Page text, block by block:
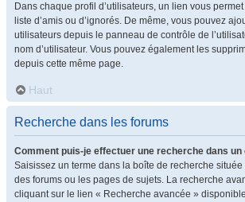
Dans chaque profil d’utilisateurs, un lien vous
liste d’amis ou d’ignorés. De même, vous pouvez
utilisateurs depuis le panneau de contrôle de
nom d’utilisateur. Vous pouvez également les
depuis cette même page.
Haut
Recherche dans les forums
Comment puis-je effectuer une recherche dans un
Saisissez un terme dans la boîte de recherche située
des forums ou les pages de sujets. La recherche
cliquant sur le lien « Recherche avancée »